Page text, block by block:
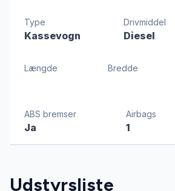
Type
Kassevogn
Drivmiddel
Diesel
Længde Bredde
ABS bremser
Ja
Airbags
1
Udstyrsliste